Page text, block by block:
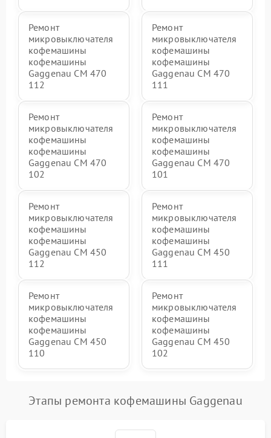
Ремонт
микровыключателя
кофемашины
кофемашины
Gaggenau CM 470
112
Ремонт
микровыключателя
кофемашины
кофемашины
Gaggenau CM 470
111
Ремонт
микровыключателя
кофемашины
кофемашины
Gaggenau CM 470
102
Ремонт
микровыключателя
кофемашины
кофемашины
Gaggenau CM 470
101
Ремонт
микровыключателя
кофемашины
кофемашины
Gaggenau CM 450
112
Ремонт
микровыключателя
кофемашины
кофемашины
Gaggenau CM 450
111
Ремонт
микровыключателя
кофемашины
кофемашины
Gaggenau CM 450
110
Ремонт
микровыключателя
кофемашины
кофемашины
Gaggenau CM 450
102
Этапы ремонта кофемашины Gaggenau